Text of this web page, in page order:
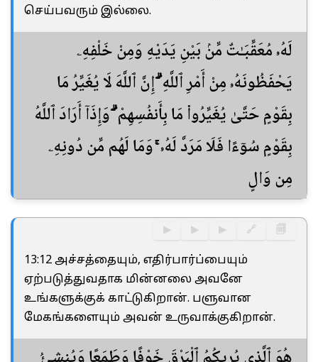
செய்பவரும் இல்லை.
لَهُۥ مُعَقِّبَـٰتٌ مِّنۢ بَيْنِ يَدَيْهِ وَمِنْ خَلْفِهِۦ
يَحْفَظُونَهُۥ مِنْ أَمْرِ ٱللَّهِ ۗ إِنَّ ٱللَّهَ لَا يُغَيِّرُ مَا
بِقَوْمٍ حَتَّىٰ يُغَيِّرُوا۟ مَا بِأَنفُسِهِمْ ۗ وَإِذَآ أَرَادَ ٱللَّهُ
بِقَوْمٍ سُوٓءًا فَلَا مَرَدَّ لَهُۥ ۚ وَمَا لَهُم مِّن دُونِهِۦ
مِن وَالٍ
▶ ▶ ▶ 🔗 🗐
13:12 அச்சத்தையும், எதிர்பார்ப்பையும்
ஏற்படுத்துவதாக மின்னலை அவனே
உங்களுக்குக் காட்டுகிறான். பளுவான
மேகங்களையும் அவன் உருவாக்குகிறான்.